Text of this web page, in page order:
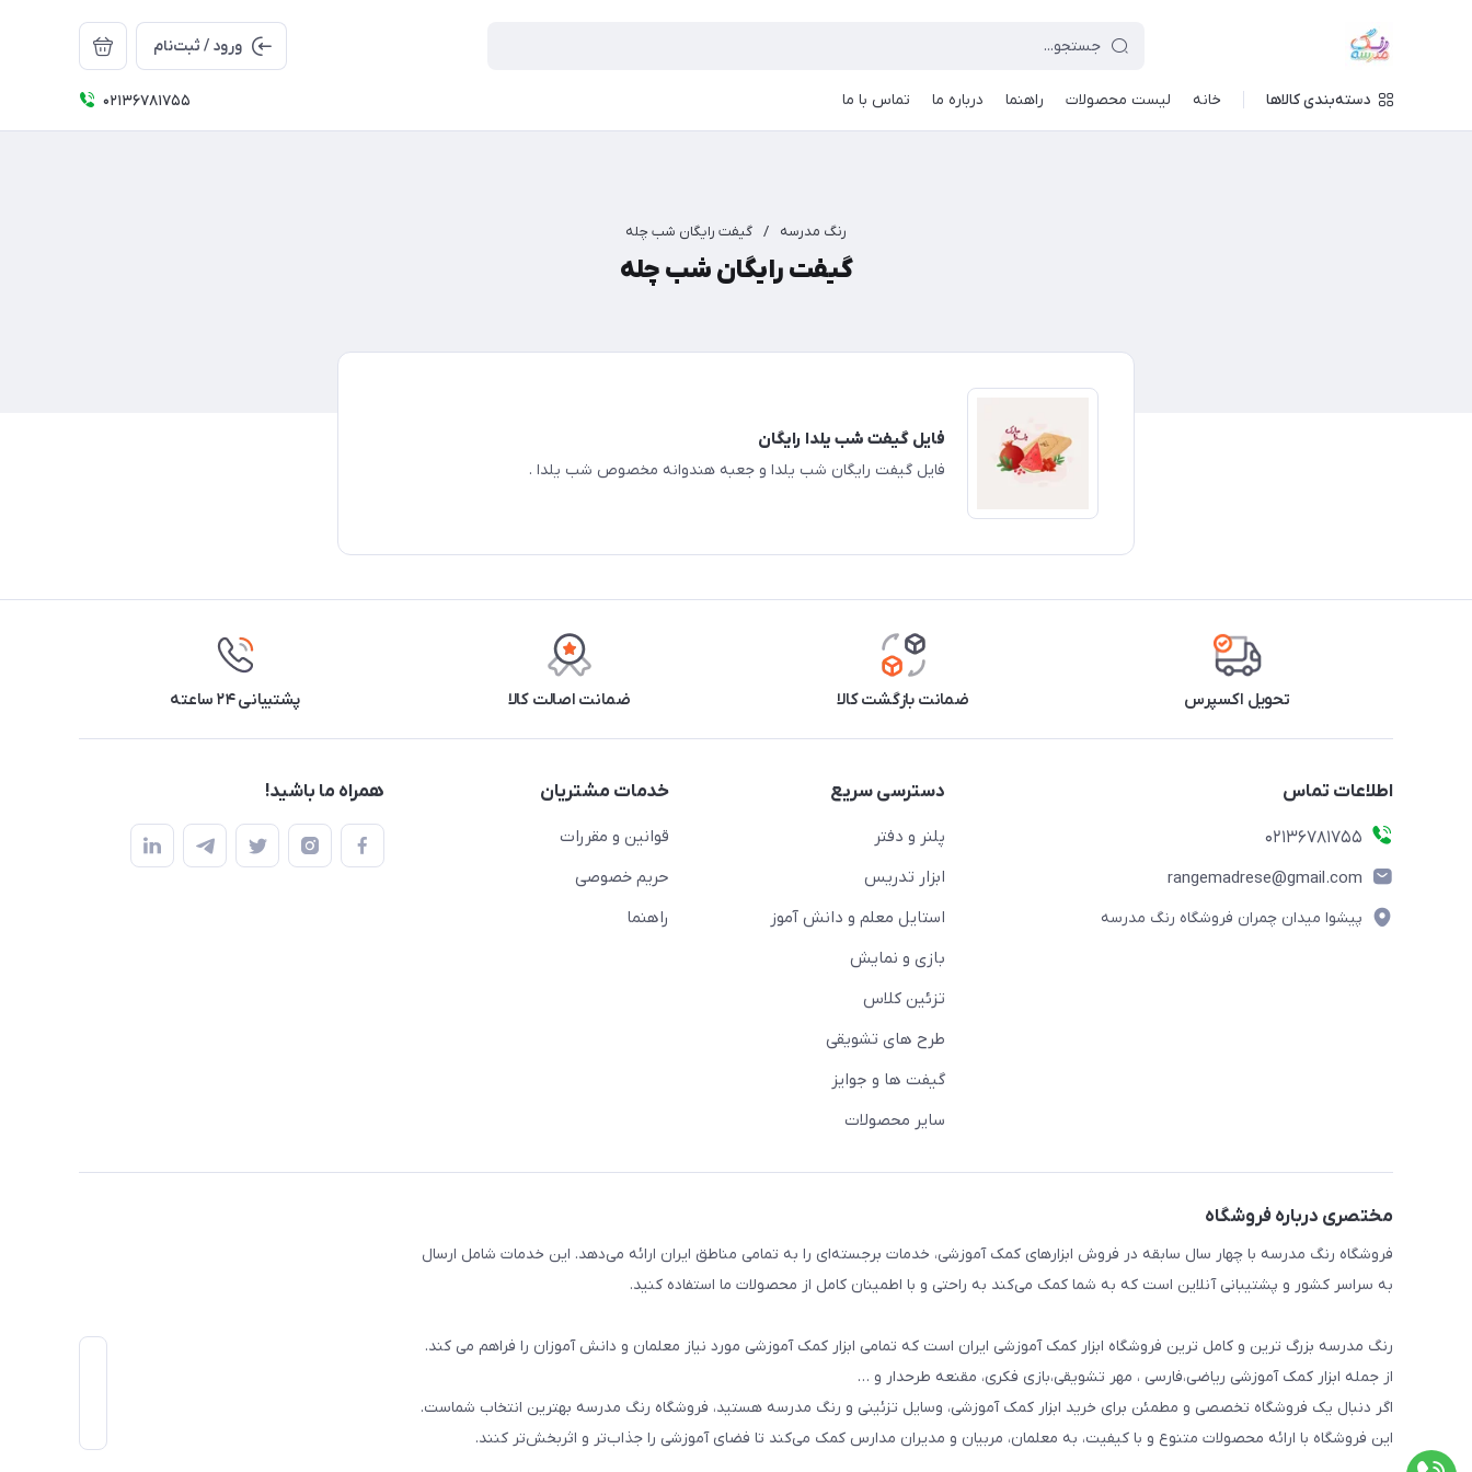
ورود / ثبت‌نام
دسته‌بندی کالاها خانه لیست محصولات راهنما درباره ما تماس با ما 02136781755
رنگ مدرسه / گیفت رایگان شب چله
گیفت رایگان شب چله
فایل گیفت شب یلدا رایگان
فایل گیفت رایگان شب یلدا و جعبه هندوانه مخصوص شب یلدا .
تحویل اکسپرس ضمانت بازگشت کالا ضمانت اصالت کالا پشتیبانی ۲۴ ساعته
اطلاعات تماس
02136781755
rangemadrese@gmail.com
پیشوا میدان چمران فروشگاه رنگ مدرسه
دسترسی سریع
پلنر و دفتر
ابزار تدریس
استایل معلم و دانش آموز
بازی و نمایش
تزئین کلاس
طرح های تشویقی
گیفت ها و جوایز
سایر محصولات
خدمات مشتریان
قوانین و مقررات
حریم خصوصی
راهنما
همراه ما باشید!
مختصری درباره فروشگاه
فروشگاه رنگ مدرسه با چهار سال سابقه در فروش ابزارهای کمک آموزشی، خدمات برجسته‌ای را به تمامی مناطق ایران ارائه می‌دهد. این خدمات شامل ارسال
به سراسر کشور و پشتیبانی آنلاین است که به شما کمک می‌کند به راحتی و با اطمینان کامل از محصولات ما استفاده کنید.
رنگ مدرسه بزرگ ترین و کامل ترین فروشگاه ابزار کمک آموزشی ایران است که تمامی ابزار کمک آموزشی مورد نیاز معلمان و دانش آموزان را فراهم می کند.
از جمله ابزار کمک آموزشی ریاضی،فارسی ، مهر تشویقی،بازی فکری، مقنعه طرحدار و …
اگر دنبال یک فروشگاه تخصصی و مطمئن برای خرید ابزار کمک آموزشی، وسایل تزئینی و رنگ مدرسه هستید، فروشگاه رنگ مدرسه بهترین انتخاب شماست.
این فروشگاه با ارائه محصولات متنوع و با کیفیت، به معلمان، مربیان و مدیران مدارس کمک می‌کند تا فضای آموزشی را جذاب‌تر و اثربخش‌تر کنند.